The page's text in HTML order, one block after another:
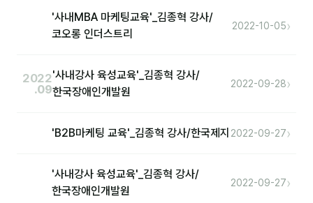
'사내MBA 마케팅교육'_김종혁 강사/
코오롱 인더스트리
2022-10-05›
2022
.09
'사내강사 육성교육'_김종혁 강사/
한국장애인개발원
2022-09-28›
'B2B마케팅 교육'_김종혁 강사/한국제지 2022-09-27›
'사내강사 육성교육'_김종혁 강사/
한국장애인개발원
2022-09-27›